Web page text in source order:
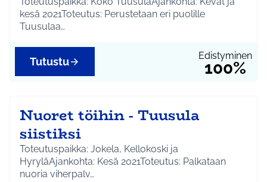
kesä 2021Toteutus: Perustetaan eri puolille
Tuusulaa…
Edistyminen
100%
Tutustu
Nuoret töihin - Tuusula
siistiksi
Toteutuspaikka: Jokela, Kellokoski ja
HyryläAjankohta: Kesä 2021Toteutus: Palkataan
nuoria viherpalv…